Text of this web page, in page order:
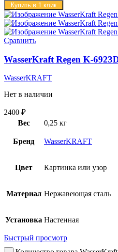
Купить в 1 клик
Сравнить
WasserKraft Regen K-
WasserKRAFT
Нет в наличии
2400 ₽
Вес
0,25 кг
Бренд WasserKRAFT
Цвет Картинка или узор
Материал Нержавеющая сталь
Установка Настенная
Быстрый просмотр